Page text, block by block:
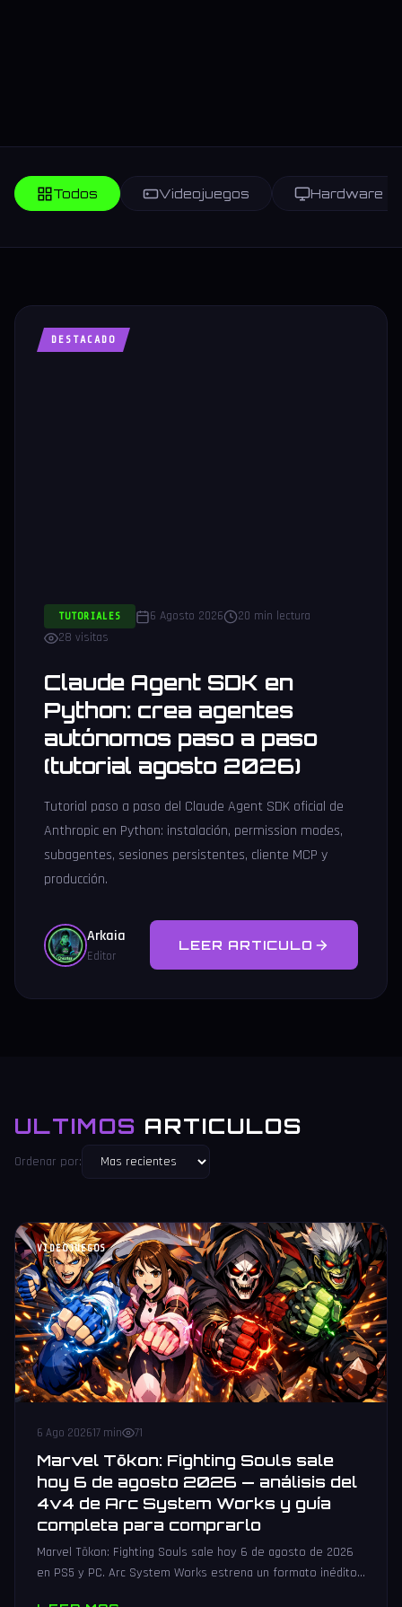
Todos Videojuegos Hardware
DESTACADO
TUTORIALES 6 Agosto 2026
20 min lectura
28 visitas
Claude Agent SDK en
Python: crea agentes
autónomos paso a paso
(tutorial agosto 2026)
Tutorial paso a paso del Claude Agent SDK oficial de
Anthropic en Python: instalación, permission modes,
subagentes, sesiones persistentes, cliente MCP y
producción.
Arkaia
Editor
LEER ARTICULO
ULTIMOS ARTICULOS
Ordenar por:
VIDEOJUEGOS
6 Ago 202617 min 71
Marvel Tōkon: Fighting Souls sale
hoy 6 de agosto 2026 — análisis del
4v4 de Arc System Works y guía
completa para comprarlo
Marvel Tōkon: Fighting Souls sale hoy 6 de agosto de 2026
en PS5 y PC. Arc System Works estrena un formato inédito